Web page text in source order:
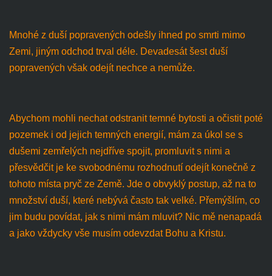
Mnohé z duší popravených odešly ihned po smrti mimo
Zemi, jiným odchod trval déle. Devadesát šest duší
popravených však odejít nechce a nemůže.
Abychom mohli nechat odstranit temné bytosti a očistit poté
pozemek i od jejich temných energií, mám za úkol se s
dušemi zemřelých nejdříve spojit, promluvit s nimi a
přesvědčit je ke svobodnému rozhodnutí odejít konečně z
tohoto místa pryč ze Země. Jde o obvyklý postup, až na to
množství duší, které nebývá často tak velké. Přemýšlím, co
jim budu povídat, jak s nimi mám mluvit? Nic mě nenapadá
a jako vždycky vše musím odevzdat Bohu a Kristu.